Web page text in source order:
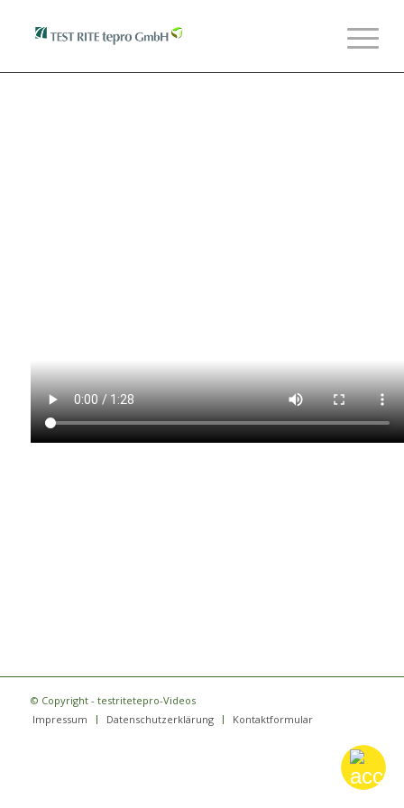
© Copyright - testritetepro-Videos
Impressum
Datenschutzerklärung Kontaktformular